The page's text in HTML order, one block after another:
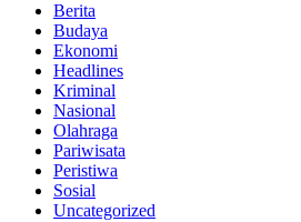
Berita
Budaya
Ekonomi
Headlines
Kriminal
Nasional
Olahraga
Pariwisata
Peristiwa
Sosial
Uncategorized